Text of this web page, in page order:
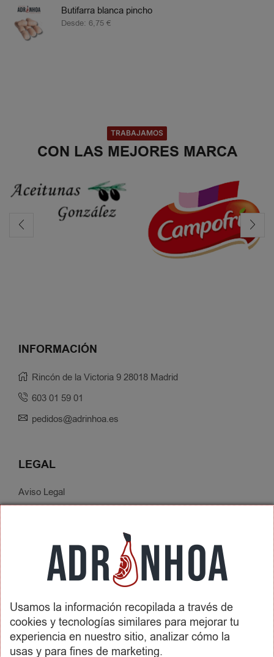
Butifarra blanca pincho
Desde: 6,75 €
TRABAJAMOS
CON LAS MEJORES MARCA
INFORMACIÓN
Rincón de la Victoria 9 28018 Madrid
603 01 59 01
pedidos@adrinhoa.es
LEGAL
Aviso Legal
Condiciones de Contratación
Envíos y Devoluciones
SOBRE ADRINHOA
Conócenos
Contactar
Usamos la información recopilada a través de
cookies y tecnologías similares para mejorar tu
experiencia en nuestro sitio, analizar cómo la
usas y para fines de marketing.